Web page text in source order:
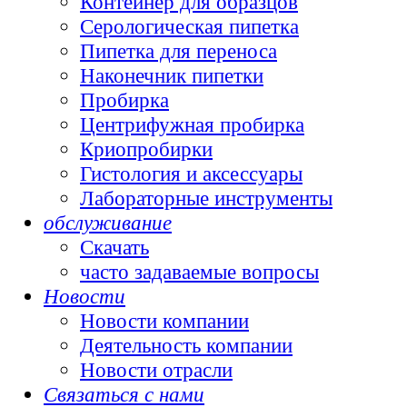
Серологическая пипетка
Пипетка для переноса
Наконечник пипетки
Пробирка
Центрифужная пробирка
Криопробирки
Гистология и аксессуары
Лабораторные инструменты
обслуживание
Скачать
часто задаваемые вопросы
Новости
Новости компании
Деятельность компании
Новости отрасли
Связаться с нами